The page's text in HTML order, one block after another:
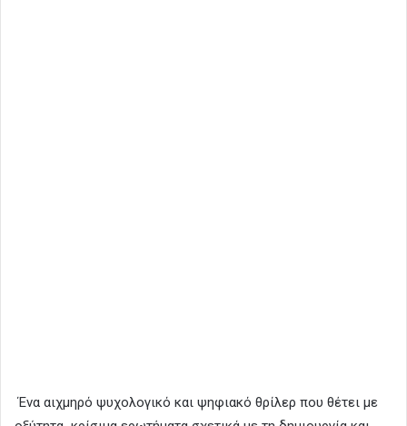
Ένα αιχμηρό ψυχολογικό και ψηφιακό θρίλερ που θέτει με